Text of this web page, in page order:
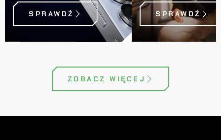
SPRAWDŹ SPRAWDŹ
ZOBACZ WIĘCEJ